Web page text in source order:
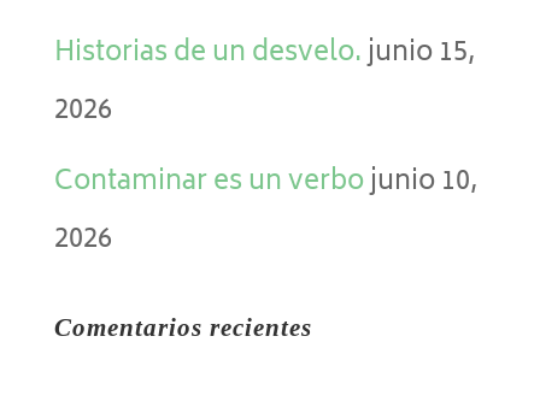
Historias de un desvelo.junio 15,
2026
Contaminar es un verbojunio 10,
2026
Comentarios recientes